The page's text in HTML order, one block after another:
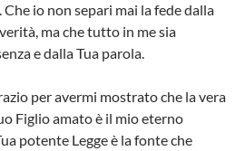
io non separi mai la fede dalla
ma che tutto in me sia
e dalla Tua parola.
per avermi mostrato che la vera
Figlio amato è il mio eterno
potente Legge è la fonte che